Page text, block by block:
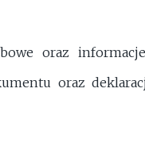
oraz
oraz